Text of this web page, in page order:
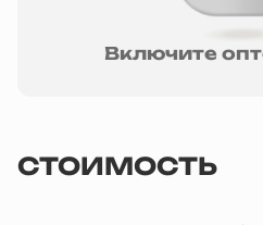
Включите
СТОИМОСТЬ